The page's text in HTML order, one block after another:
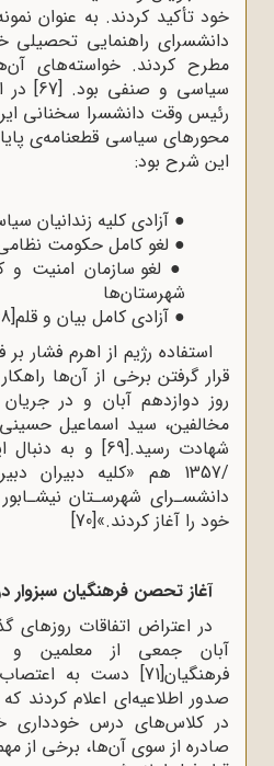
خود تأکید کردند. به عنوان
دانشسرای راهنمایی تحصیلی
مطرح کردند. خواسته‌های
سیاسی و صنفی بود. [67]
در
رئیس وقت دانشسرا سخنانى
محورهای سیاسی قطعنامه‌‌ی
این شرح بود:
● آزادى کلیه‌ زندانیان
● لغو کامل حکومت
● لغو سازمان امنیت
شهرستان‌ها
● آزادى کامل بیان و قلم[68]
استفاده رژیم از اهرم فشار
قرار گرفتن برخی از آن‌ها
روز دوازدهم آبان و در
مخالفین، سید اسماعیل
شهادت رسید.[69]
/1357 هم «کلیه
دانشسـرای شهرسـتان
خود را آغاز کردند.»[70]
آغاز تحصن فرهنگیان سبزوار
در اعتراض اتفاقات روزهای
آبان جمعی از معلمین و
فرهنگیان[71]
دست به
صدور اطلاعیه‌ای اعلام کردند
در کلاس‌های درس خودداری
صادره از سوی آن‌ها، برخی از